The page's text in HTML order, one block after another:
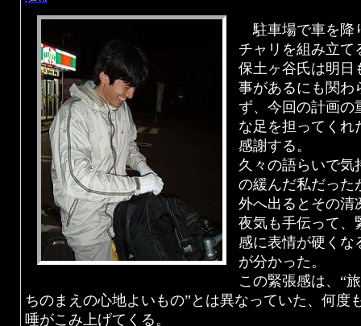
駐車場で車を降
チャリを組み立て
保土ヶ谷氏は明日
事があるにも関わ
ず、今回の計画の
な足を担ってくれ
感謝する。
久々の語らいで気
の緩んだ私だった
外へ出るとその清
夜気も手伝って、
感に表情が硬くな
が分かった。
この緊張感は、“
ちのまえの心地よいもの”とは異なっていた、何度
唾がこみ上げてくる。